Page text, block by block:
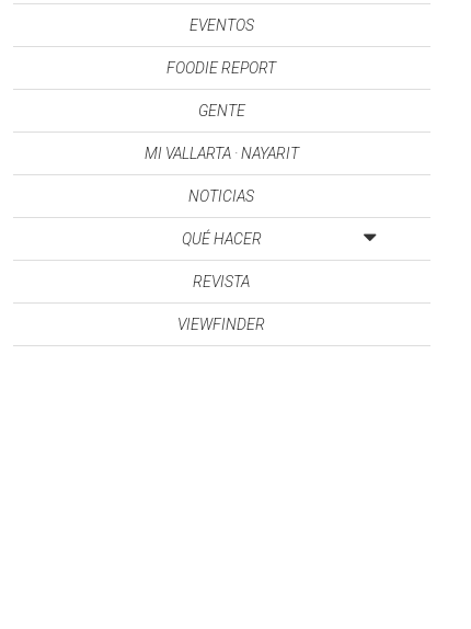
EVENTOS
FOODIE REPORT
GENTE
MI VALLARTA · NAYARIT
NOTICIAS
QUÉ HACER
REVISTA
VIEWFINDER